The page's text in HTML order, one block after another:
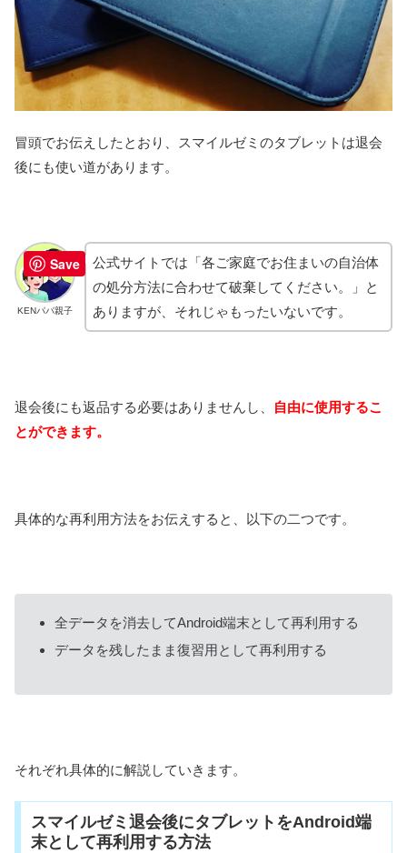
冒頭でお伝えしたとおり、スマイルゼミのタブレットは退会
後にも使い道があります。
KENパパ親子
公式サイトでは「各ご家庭でお住まいの自治体
の処分方法に合わせて破棄してください。」と
ありますが、 それじゃもったいないです。
退会後にも返品する必要はありませんし、
自由に使用するこ
とができます。
具体的な再利用方法をお伝えすると、以下の二つです。
全データを消去してAndroid端末として再利用する
データを残したまま復習用として再利用する
それぞれ具体的に解説していきます。
スマイルゼミ退会後にタブレットをAndroid端
末として再利用する方法
Save